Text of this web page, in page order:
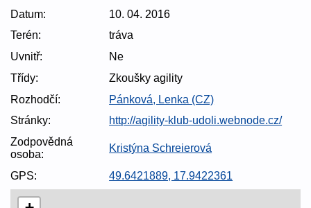
Datum:
10. 04. 2016
Terén:
tráva
Uvnitř:
Ne
Třídy:
Zkoušky agility
Rozhodčí:
Pánková, Lenka (CZ)
Stránky:
http://agility-klub-udoli.webnode.cz/
Zodpovědná
osoba:
Kristýna Schreierová
GPS: 49.6421889, 17.9422361